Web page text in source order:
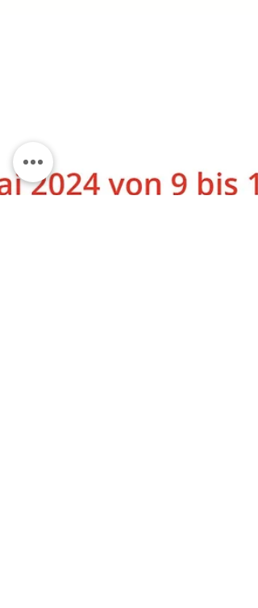
Interview mit Kurt Meier und der
bidirektionalen Ladelösung: Mein Auto
speichert Strom für die Nacht